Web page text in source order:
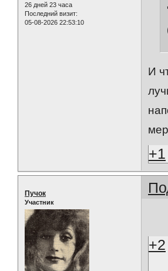
26 дней 23 часа
Последний визит:
05-08-2026 22:53:10
И
+1
Пучок
Участник
+2